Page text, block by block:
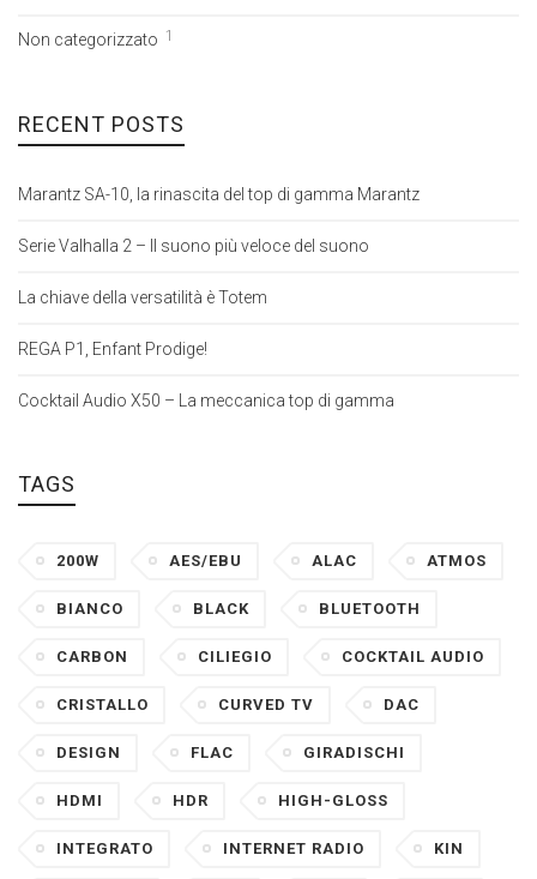
Non categorizzato 1
RECENT POSTS
Marantz SA-10, la rinascita del top di gamma Marantz
Serie Valhalla 2 – Il suono più veloce del suono
La chiave della versatilità è Totem
REGA P1, Enfant Prodige!
Cocktail Audio X50 – La meccanica top di gamma
TAGS
200W AES/EBU ALAC ATMOS
BIANCO BLACK BLUETOOTH
CARBON CILIEGIO COCKTAIL AUDIO
CRISTALLO CURVED TV DAC
DESIGN FLAC GIRADISCHI
HDMI HDR HIGH-GLOSS
INTEGRATO INTERNET RADIO KIN